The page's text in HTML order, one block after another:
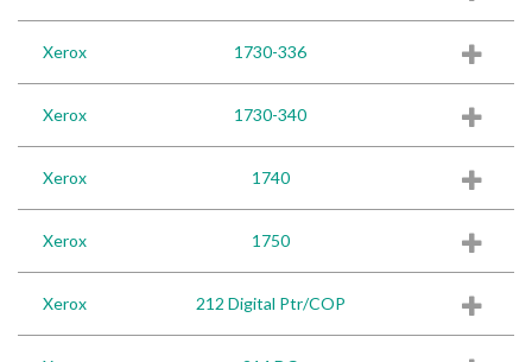
Xerox 1730-336
Xerox 1730-340
Xerox 1740
Xerox 1750
Xerox 212 Digital Ptr/COP